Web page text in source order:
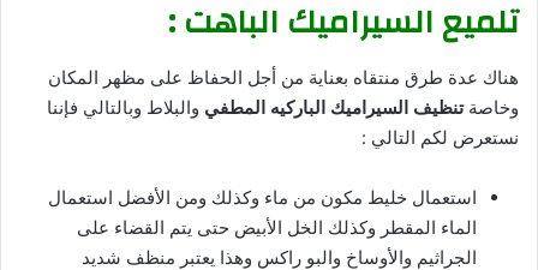
تلميع السيراميك الباهت :
هناك عدة طرق منتقاه بعناية من أجل الحفاظ على مظهر المكان
وخاصةتنظيف السيراميك الباركيه المطفي والبلاط وبالتالي فإننا
نستعرض لكم التالي :
استعمال خليط مكون من ماء وكذلك ومن الأفضل استعمال
الماء المقطر وكذلك الخل الأبيض حتى يتم القضاء على
الجراثيم والأوساخ والبو راكس وهذا يعتبر منظف شديد